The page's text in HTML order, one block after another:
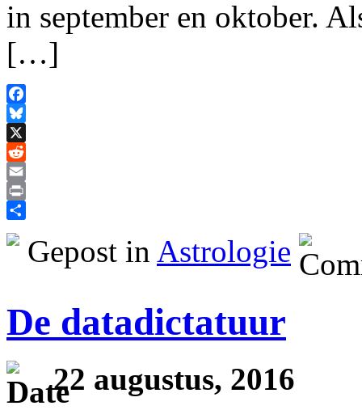
in september en oktober.
[…]
Facebook
Bluesky
X
Reddit
Email
Print
Delen
Gepost in Astrologie
De datadictatuur
22 augustus, 2016